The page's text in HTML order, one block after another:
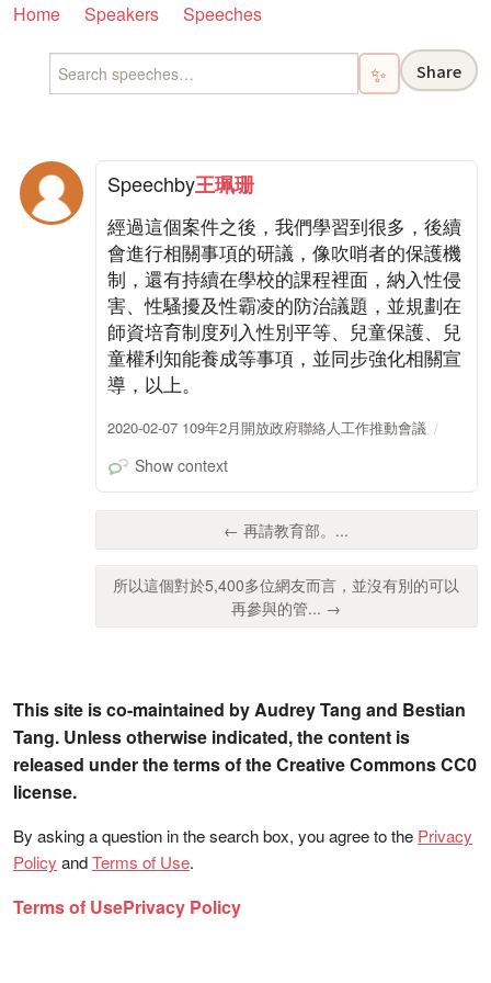
Home Speakers Speeches
✨ Share
Speechby王珮珊
經過這個案件之後，我們學習到很多，後續
會進行相關事項的研議，像吹哨者的保護機
制，還有持續在學校的課程裡面，納入性侵
害、性騷擾及性霸凌的防治議題，並規劃在
師資培育制度列入性別平等、兒童保護、兒
童權利知能養成等事項，並同步強化相關宣
導，以上。
2020-02-07 109年2月開放政府聯絡人工作推動會議
Show context
← 再請教育部。...
所以這個對於5,400多位網友而言，並沒有別的可以
再參與的管... →
This site is co-maintained by Audrey Tang and Bestian
Tang. Unless otherwise indicated, the content is
released under the terms of the Creative Commons CC0
license.
By asking a question in the search box, you agree to the Privacy
Policy andTerms of Use.
Terms of UsePrivacy Policy